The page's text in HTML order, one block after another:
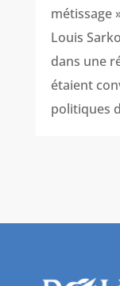
métissage
Louis
dans une
étaient
politiques